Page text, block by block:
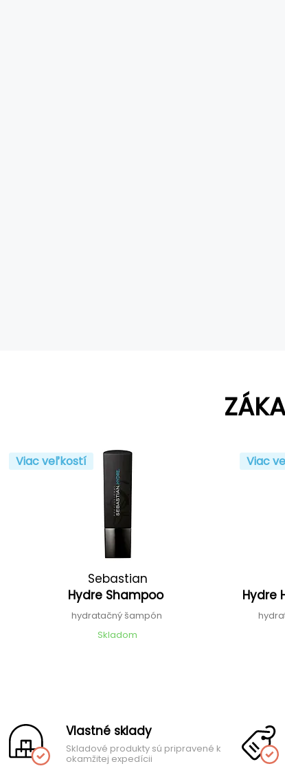
Viac veľkostí
Sebastian
Hydre Shampoo
hydratačný šampón
Skladom
Viac
Hydre
Vlastné sklady
Skladové produkty sú pripravené k
okamžitej expedícii